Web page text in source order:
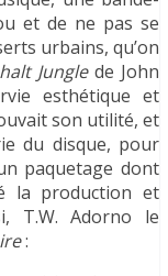
et de ne pas se
urbains, qu’on
Junglede John
esthétique et
son utilité, et
du disque, pour
paquetage dont
la production et
T.W. Adorno le
: